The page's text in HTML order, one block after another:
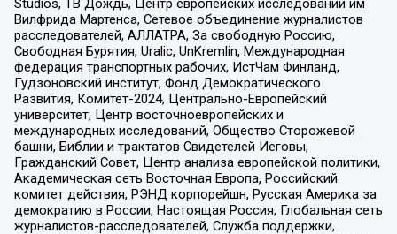
Вилфрида Мартенса, Сетевое объединение журналистов
расследователей, АЛЛАТРА, За свободную Россию,
Свободная Бурятия, Uralic, UnKremlin, Международная
федерация транспортных рабочих, ИстЧам Финланд,
Гудзоновский институт, Фонд Демократического
Развития, Комитет-2024, Центрально-Европейский
университет, Центр восточноевропейских и
международных исследований, Общество Сторожевой
башни, Библии и трактатов Свидетелей Иеговы,
Гражданский Совет, Центр анализа европейской политики,
Академическая сеть Восточная Европа, Российский
комитет действия, РЭНД корпорейшн, Русская Америка за
демократию в России, Настоящая Россия, Глобальная сеть
журналистов-расследователей, Служба поддержки,